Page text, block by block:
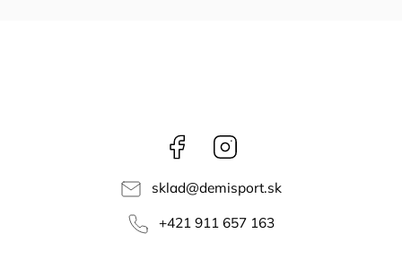
Facebook
sklad@demisport.sk
+421 911 657 163